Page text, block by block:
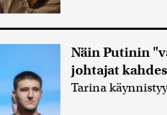
Näin Putinin
johtajat
Tarina